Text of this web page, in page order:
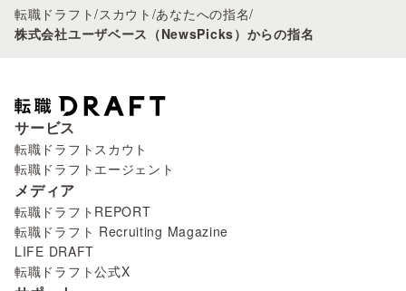
転職ドラフト/スカウト /あなたへの指名/
株式会社ユーザベース（NewsPicks）からの指名
サービス
転職ドラフトスカウト
転職ドラフトエージェント
メディア
転職ドラフトREPORT
転職ドラフト Recruiting Magazine
LIFE DRAFT
転職ドラフト公式X